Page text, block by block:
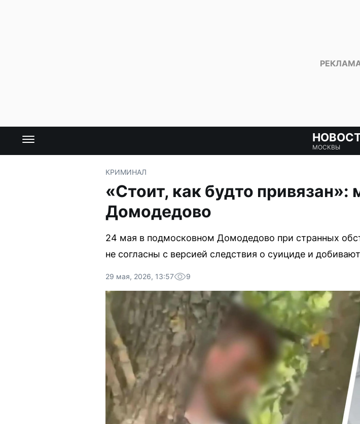
МОСКВЫ
КРИМИНАЛ
«Стоит, как будто привязан»:
Домодедово
24 мая в подмосковном Домодедово при странных
не согласны с версией следствия о суициде и
29 мая, 2026, 13:57 9